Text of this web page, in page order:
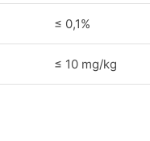
≤ 0,1%
≤ 10 mg/kg